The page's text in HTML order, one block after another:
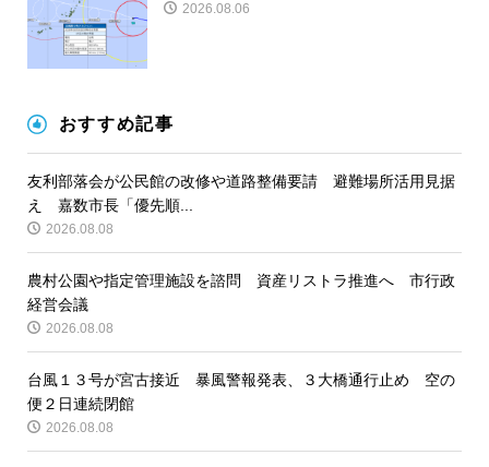
2026.08.06
おすすめ記事
友利部落会が公民館の改修や道路整備要請 避難場所活用見据
え 嘉数市長「優先順...
2026.08.08
農村公園や指定管理施設を諮問 資産リストラ推進へ 市行政
経営会議
2026.08.08
台風１３号が宮古接近 暴風警報発表、３大橋通行止め 空の
便２日連続閉館
2026.08.08